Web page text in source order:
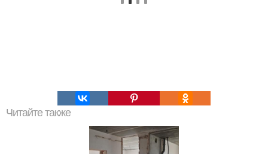
Читайте также